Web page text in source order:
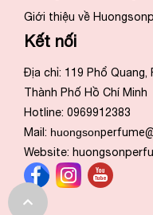
Giới thiệu về
Kết nối
Địa chỉ: 119 Phổ Quang,
Thành Phố Hồ Chí Minh
Hotline: 0969912383
Mail: huongson
Website: